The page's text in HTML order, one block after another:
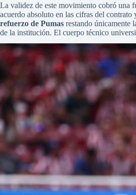
La validez de este movimiento cobró una
acuerdo absoluto en las cifras del
refuerzo de Pumas restando únicamente
de la institución. El cuerpo técnico